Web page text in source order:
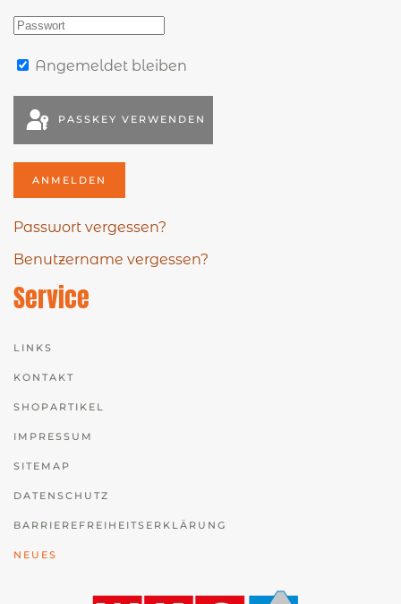
Angemeldet bleiben
PASSKEY VERWENDEN
ANMELDEN
Passwort vergessen?
Benutzername vergessen?
Service
LINKS
KONTAKT
SHOPARTIKEL
IMPRESSUM
SITEMAP
DATENSCHUTZ
BARRIEREFREIHEITSERKLÄRUNG
NEUES